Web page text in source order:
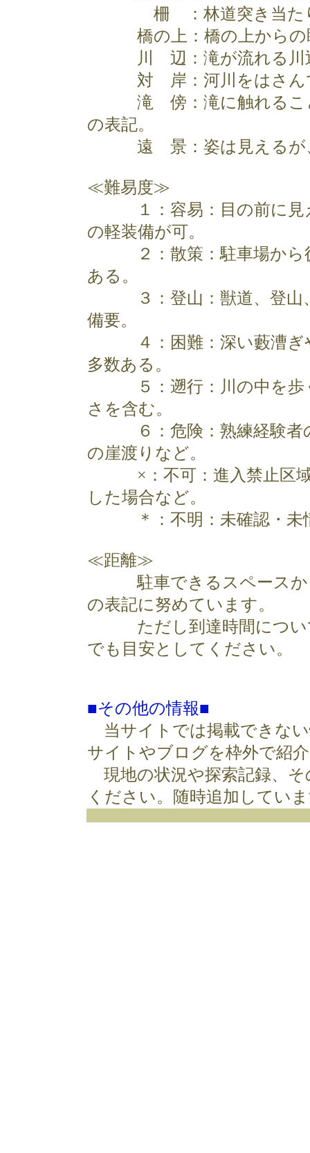
柵 ：林道突き当たり
橋の上：橋の上からの
川 辺：滝が流れる川辺
対 岸：河川をはさんで
滝 傍：滝に触れること
の表記。
遠 景：姿は見えるが、
≪難易度≫
１：容易：目の前に見え
の軽装備が可。
２：散策：駐車場から徒
ある。
３：登山：獣道、登山、
備要。
４：困難：深い藪漕ぎや
多数ある。
５：遡行：川の中を歩く
さを含む。
６：危険：熟練経験者の
の崖渡りなど。
×：不可：進入禁止区域
した場合など。
＊：不明：未確認・未情
≪距離≫
駐車できるスペースから
の表記に努めています。
ただし到達時間について
でも目安としてください。
■その他の情報■
当サイトでは掲載できな
サイトやブログを枠外で紹
現地の状況や探索記録、
ください。随時追加してい